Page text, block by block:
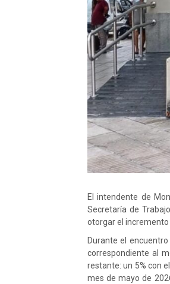
El intendente de
Secretaría de
otorgar el incremento
Durante el
correspondiente al
restante: un 5% con
mes de mayo de